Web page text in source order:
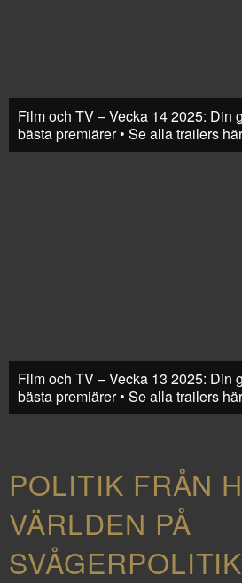
Film och TV – Vecka 14 2025: Din
bästa premiärer • Se alla trailers här
Film och TV – Vecka 13 2025: Din
bästa premiärer • Se alla trailers här
POLITIK FRÅN
VÄRLDEN PÅ